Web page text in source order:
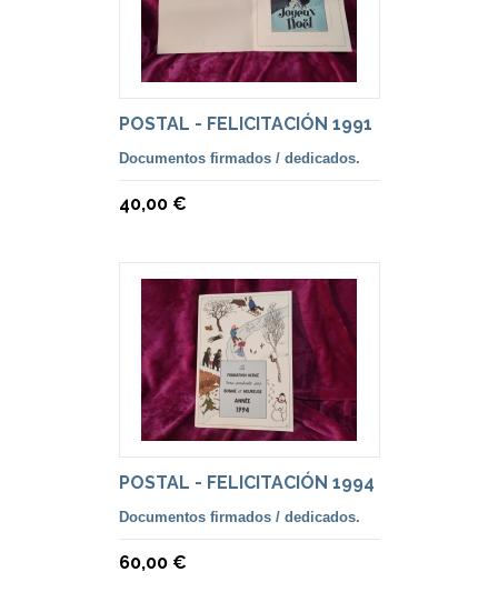
POSTAL - FELICITACIÓN 1991
Documentos firmados / dedicados.
40,00 €
POSTAL - FELICITACIÓN 1994
Documentos firmados / dedicados.
60,00 €